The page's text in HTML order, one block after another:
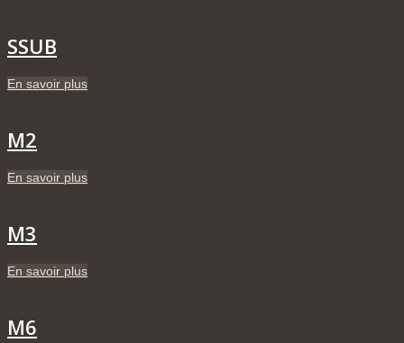
SSUB
En savoir plus
M2
En savoir plus
M3
En savoir plus
M6